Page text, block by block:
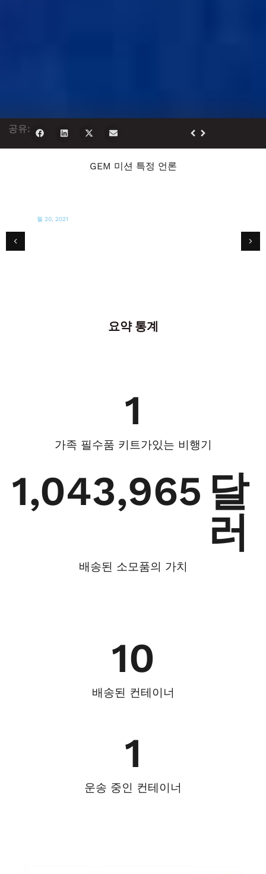
공유:
GEM 미션 특정 언론
4월 19, 2021
요약 통계
가족 필수품 키트가있는 비행기
1
배송된 소모품의 가치
1,043,965 달
러
배송된 컨테이너
10
운송 중인 컨테이너
1